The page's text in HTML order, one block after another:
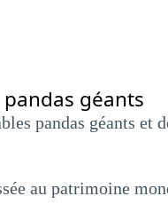
géants
pandas géants
au patrimoine